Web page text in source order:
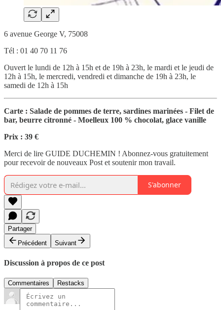
6 avenue George V, 75008
Tél : 01 40 70 11 76
Ouvert le lundi de 12h à 15h et de 19h à 23h, le mardi et le jeudi de
12h à 15h, le mercredi, vendredi et dimanche de 19h à 23h, le
samedi de 12h à 15h
Carte : Salade de pommes de terre, sardines marinées - Filet de
bar, beurre citronné - Moelleux 100 % chocolat, glace vanille
Prix : 39 €
Merci de lire GUIDE DUCHEMIN ! Abonnez-vous gratuitement
pour recevoir de nouveaux Post et soutenir mon travail.
S'abonner
Partager
Précédent
Suivant
Discussion à propos de ce post
Commentaires Restacks